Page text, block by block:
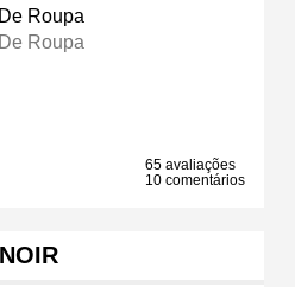
Roupa
Roupa
65 avaliações
10 comentários
NOIR